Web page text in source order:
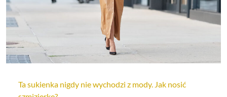
Ta sukienka nigdy nie wychodzi z mody. Jak nosić